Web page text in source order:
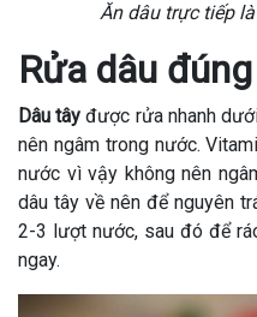
Ăn dâu trực tiếp
Rửa dâu
Dâu tây được rửa nhanh
nên ngâm trong nước.
nước vì vậy không nên
dâu tây về nên để nguyên
2-3 lượt nước, sau đó để
ngay.